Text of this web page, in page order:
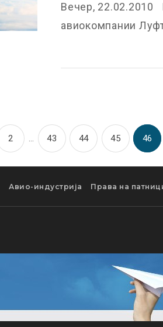
Вечер, 22.02.2010
авиокомпании
2 … 43 44 45 46
Авио-индустрија Права на